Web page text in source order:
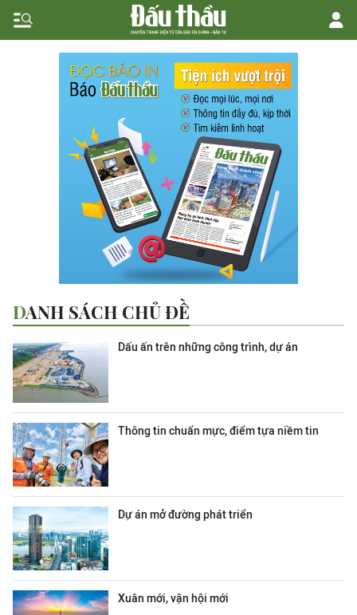
DANH SÁCH CHỦ ĐỀ
Dấu ấn trên những công trình, dự án
Thông tin chuẩn mực, điểm tựa niềm tin
Dự án mở đường phát triển
Xuân mới, vận hội mới